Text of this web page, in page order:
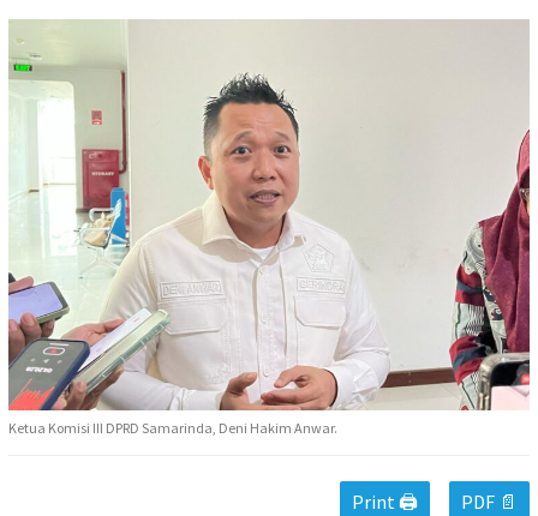
Ketua Komisi III DPRD Samarinda, Deni Hakim Anwar.
Print 🖨
PDF 📄